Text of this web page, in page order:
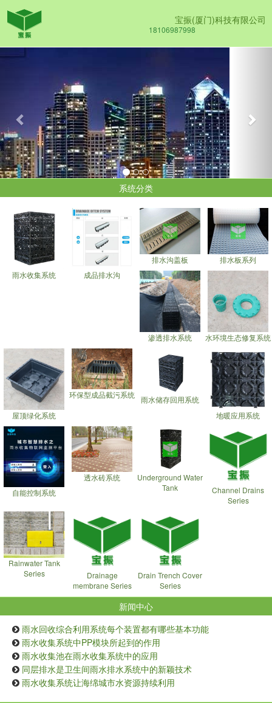
宝振(厦门)科技有限公司
18106987998
Previous
系统分类
雨水收集系统 成品排水沟
排水沟盖板 排水板系列
渗透排水系统 水环境生态修复系统
屋顶绿化系统
环保型成品截污系统 雨水储存回用系统
地暖应用系统
自能控制系统
透水砖系统
Underground Water
Tank
Channel Drains
Series
Rainwater Tank
Series
Drainage
membrane Series
Drain Trench Cover
Series
新闻中心
雨水回收综合利用系统每个装置都有哪些基本功能
雨水收集系统中PP模块所起到的作用
雨水收集池在雨水收集系统中的应用
同层排水是卫生间雨水排水系统中的新颖技术
雨水收集系统让海绵城市水资源持续利用